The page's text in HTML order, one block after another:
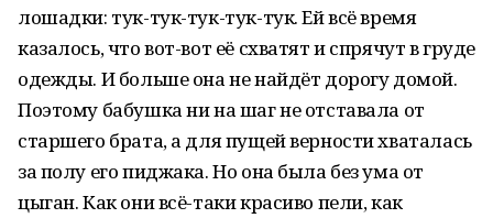
лошадки: тук-тук-тук-тук-тук. Ей всё время
казалось, что вот-вот её схватят и спрячут в груде
одежды. И больше она не найдёт дорогу домой.
Поэтому бабушка ни на шаг не отставала от
старшего брата, а для пущей верности хваталась
за полу его пиджака. Но она была без ума от
цыган. Как они всё-таки красиво пели, как